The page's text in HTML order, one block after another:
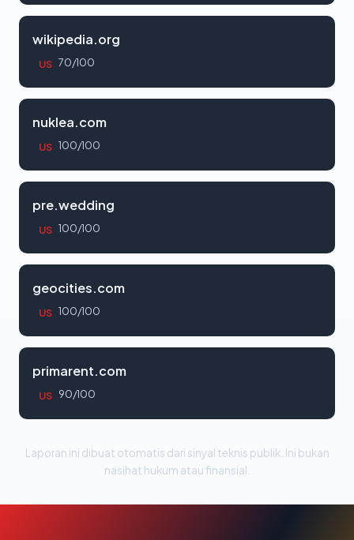
wikipedia.org
US 70/100
nuklea.com
US 100/100
pre.wedding
US 100/100
geocities.com
US 100/100
primarent.com
US 90/100
Laporan ini dibuat otomatis dari sinyal teknis publik. Ini bukan
nasihat hukum atau finansial.